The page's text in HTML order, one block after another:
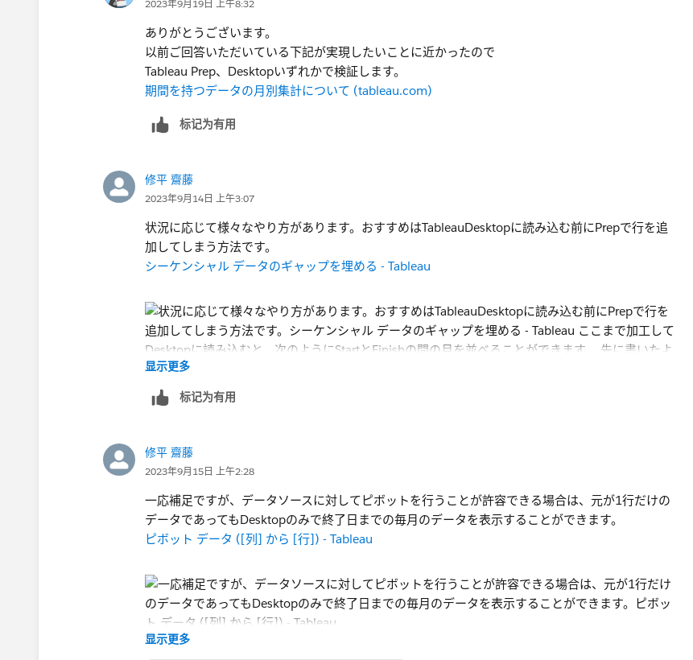
2023年9月19日 上午8:32
ありがとうございます。
以前ご回答いただいている下記が実現したいことに近かったので
Tableau Prep、Desktopいずれかで検証します。
期間を持つデータの月別集計について (tableau.com)
标记为有用
修平 齋藤
2023年9月14日 上午3:07
状況に応じて様々なやり方があります。おすすめはTableauDesktopに読み込む前にPrepで行を追
加してしまう方法です。
シーケンシャル データのギャップを埋める - Tableau
ここまで加工してDesktopに読み込むと、次のようにStartとFinishの間の月を並べることができま
す。
先に書いたように、調べると色々なやり方が紹介されています。ただ、読み込むデータを全く変え
ずにTableauDesktopだけで実現しようとすると様々な制約があったり、機能を熟知していないと使
えなかったりします。ある程度マスターしているならビンや表計算を使ってもよいと思いますが、
显示更多
标记为有用
修平 齋藤
2023年9月15日 上午2:28
一応補足ですが、データソースに対してピボットを行うことが許容できる場合は、元が1行だけの
データであってもDesktopのみで​終了日までの毎月のデータを表示することができます。
ピボット データ ([列] から [行]) - Tableau
显示更多